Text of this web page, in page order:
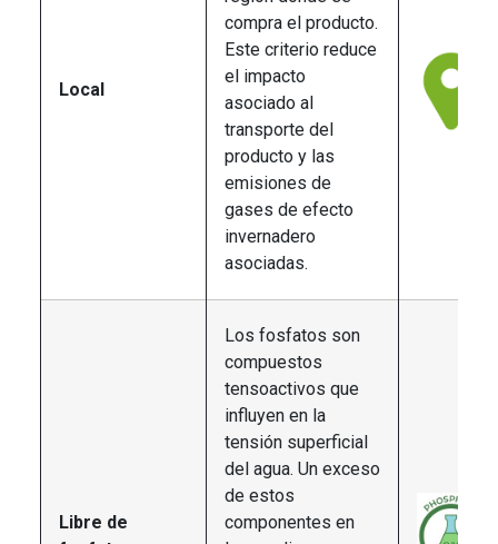
Local
compra el producto.
Este criterio reduce
el impacto
asociado al
transporte del
producto y las
emisiones de
gases de efecto
invernadero
asociadas.
Libre de
Los fosfatos son
compuestos
tensoactivos que
influyen en la
tensión superficial
del agua. Un exceso
de estos
componentes en